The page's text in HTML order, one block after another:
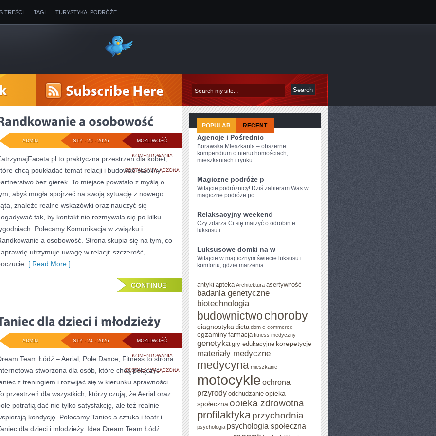
TREŚCI TAGI TURYSTYKA, PODRÓŻE
MOŻLIWOŚĆ
KOMENTOWANIARANDKOWANIE
A
OSOBOWOŚĆ
ZOSTAŁA WYŁĄCZONA
STY - 25 - 2026
ADMIN
to praktyczna przestrzeń dla kobiet,
chcą poukładać temat relacji i budować stabilny
bez gierek. To miejsce powstało z myślą o
abyś mogła spojrzeć na swoją sytuację z nowego
znaleźć realne wskazówki oraz nauczyć się
tak, by kontakt nie rozmywała się po kilku
Polecamy Komunikacja w związku i
a osobowość. Strona skupia się na tym, co
utrzymuje uwagę w relacji: szczerość,
[ Read More ]
CONTINUE
MOŻLIWOŚĆ
KOMENTOWANIATANIEC
DLA
DZIECI
MŁODZIEŻY
ZOSTAŁA WYŁĄCZONA
STY - 24 - 2026
ADMIN
Team Łódź – Aerial, Pole Dance, Fitness to strona
stworzona dla osób, które chcą połączyć
z treningiem i rozwijać się w kierunku sprawności.
przestrzeń dla wszystkich, którzy czują, że Aerial oraz
potrafią dać nie tylko satysfakcję, ale też realnie
kondycję. Polecamy Taniec a sztuka i teatr i
dla dzieci i młodzieży. Idea Dream Team Łódź
POPULAR RECENT
Agencje i Pośrednic
Borawska Mieszkania – obszerne
kompendium o nieruchomościach,
mieszkaniach i rynku ...
Magiczne podróże p
Witajcie podróżnicy! Dziś‌ zabieram Was w⁣
magiczne podróże po ...
Relaksacyjny weekend
Czy zdarza Ci⁤ się marzyć o odrobinie
luksusu‍ i ...
Luksusowe domki na w
Witajcie w magicznym świecie luksusu i
komfortu, gdzie marzenia ...
antyki apteka Architektura asertywność
badania genetyczne
biotechnologia
budownictwochoroby
diagnostyka dieta dom e-commerce
egzaminy farmacja fitness medyczny
genetyka gry edukacyjne korepetycje
materiały medyczne
medycyna mieszkanie
motocykle ochrona
przyrody odchudzanie opieka
społeczna opieka zdrowotna
profilaktykaprzychodnia
psychologia psychologia społeczna